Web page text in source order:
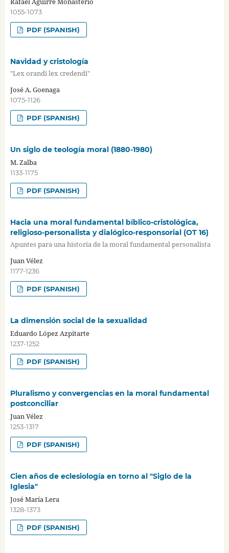
1055-1073
PDF (SPANISH)
Navidad y cristología
"Lex orandi lex credendi"
José A. Goenaga
1075-1126
PDF (SPANISH)
Un siglo de teología moral (1880-1980)
M. Zalba
1133-1175
PDF (SPANISH)
Hacia una moral fundamental bíblico-cristológica,
religioso-personalista y dialógico-responsorial (OT 16)
Apuntes para una historia de la moral fundamental personalista
Juan Vélez
1177-1236
PDF (SPANISH)
La dimensión social de la sexualidad
Eduardo López Azpitarte
1237-1252
PDF (SPANISH)
Pluralismo y convergencias en la moral fundamental
postconciliar
Juan Vélez
1253-1317
PDF (SPANISH)
Cien años de eclesiología en torno al "Siglo de la
Iglesia"
José María Lera
1328-1373
PDF (SPANISH)